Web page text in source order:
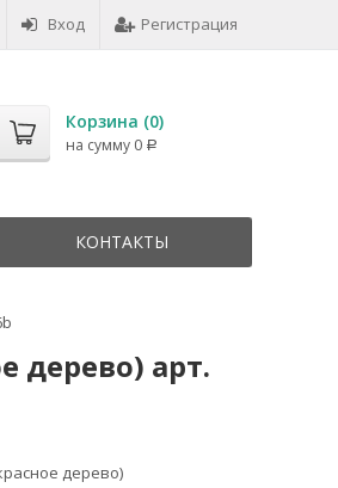
Вход Регистрация
Корзина (0)
на сумму 0 Р
КОНТАКТЫ
дерево) арт.
дерево)